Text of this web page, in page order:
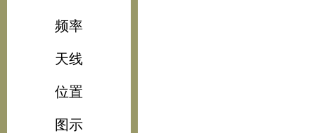
频率
天线
位置
图示